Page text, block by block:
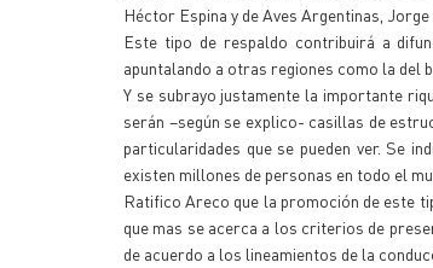
Héctor Espina y de Aves Argentinas, Jorge
Este tipo de respaldo contribuirá a
apuntalando a otras regiones como la del
Y se subrayo justamente la importante
serán –según se explico- casillas de
particularidades que se pueden ver. Se
existen millones de personas en todo el
Ratifico Areco que la promoción de este
que mas se acerca a los criterios de
de acuerdo a los lineamientos de la